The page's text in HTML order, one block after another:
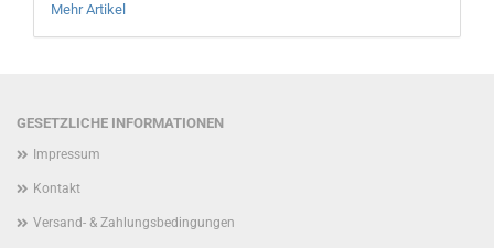
Mehr Artikel
GESETZLICHE INFORMATIONEN
Impressum
Kontakt
Versand- & Zahlungsbedingungen